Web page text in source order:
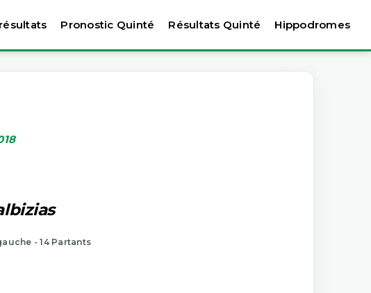
Pronostic Quinté Résultats Quinté Hippodromes
- 14 Partants